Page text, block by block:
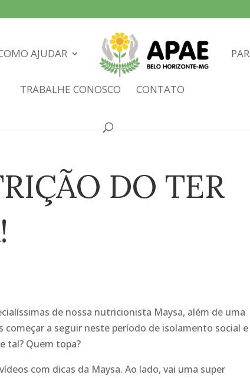
AJUDAR
TRABALHE CONOSCO CONTATO
DO TER
de nossa nutricionista Maysa, além de uma
começar a seguir neste período de isolamento social e
tal? Quem topa?
com dicas da Maysa. Ao lado, vai uma super